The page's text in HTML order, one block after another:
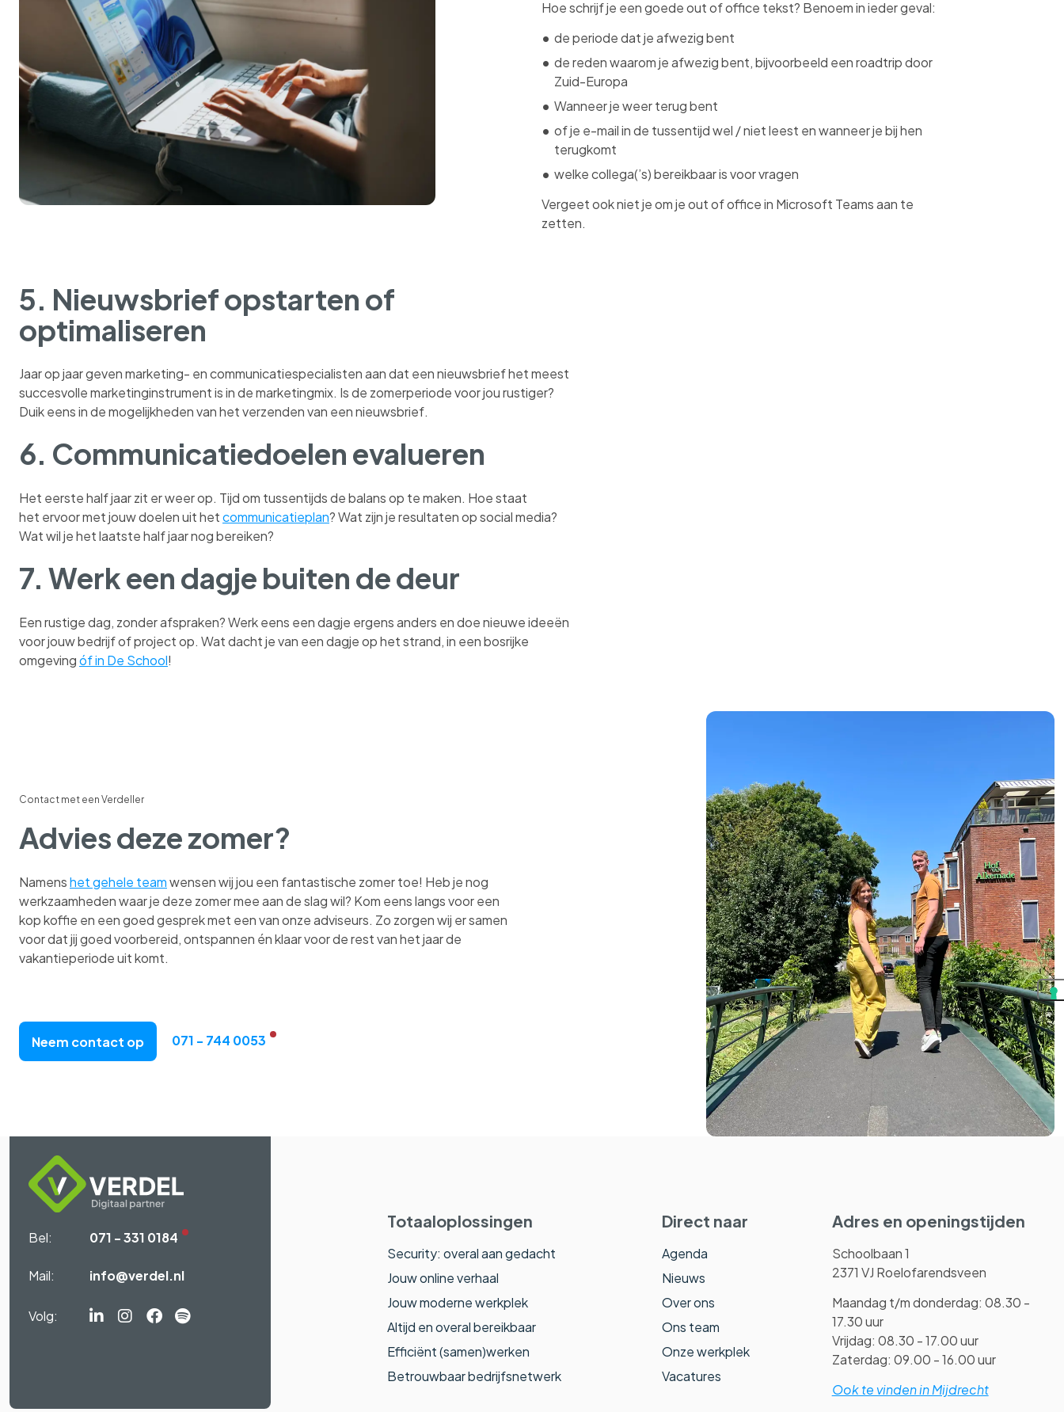
Hoe schrijf je een goede out of office tekst? Benoem in ieder geval:
de periode dat je afwezig bent
de reden waarom je afwezig bent, bijvoorbeeld een roadtrip door
Zuid-Europa
Wanneer je weer terug bent
of je e-mail in de tussentijd wel / niet leest en wanneer je bij hen
terugkomt
welke collega(’s) bereikbaar is voor vragen
Vergeet ook niet je om je out of office in Microsoft Teams aan te
zetten.
5. Nieuwsbrief opstarten of
optimaliseren
Jaar op jaar geven marketing- en communicatiespecialisten aan dat een nieuwsbrief het meest
succesvolle marketinginstrument is in de marketingmix. Is de zomerperiode voor jou rustiger?
Duik eens in de mogelijkheden van het verzenden van een nieuwsbrief.
6. Communicatiedoelen evalueren
Het eerste half jaar zit er weer op. Tijd om tussentijds de balans op te maken. Hoe staat
het ervoor met jouw doelen uit hetcommunicatieplan? Wat zijn je resultaten op social media?
Wat wil je het laatste half jaar nog bereiken?
7. Werk een dagje buiten de deur
Een rustige dag, zonder afspraken? Werk eens een dagje ergens anders en doe nieuwe ideeën
voor jouw bedrijf of project op. Wat dacht je van een dagje op het strand, in een bosrijke
omgevingóf in De School!
Contact met een Verdeller
Advies deze zomer?
Namenshet gehele teamwensen wij jou een fantastische zomer toe! Heb je nog
werkzaamheden waar je deze zomer mee aan de slag wil? Kom eens langs voor een
kop koffie en een goed gesprek met een van onze adviseurs. Zo zorgen wij er samen
voor dat jij goed voorbereid, ontspannen én klaar voor de rest van het jaar de
vakantieperiode uit komt.
Neem contact op 071 - 744 0053
Bel: 071 - 331 0184
Mail: info@verdel.nl
Volg:
Linkedin-
Instagram
Facebook
Spotify
Totaaloplossingen
Security: overal aan gedacht
Jouw online verhaal
Jouw moderne werkplek
Altijd en overal bereikbaar
Efficiënt (samen)werken
Betrouwbaar bedrijfsnetwerk
Direct naar
Agenda
Nieuws
Over ons
Ons team
Onze werkplek
Vacatures
Adres en openingstijden
Schoolbaan 1
2371 VJ Roelofarendsveen
Maandag t/m donderdag: 08.30 -
17.30 uur
Vrijdag: 08.30 - 17.00 uur
Zaterdag: 09.00 - 16.00 uur
Ook te vinden in Mijdrecht